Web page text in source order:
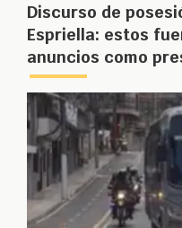
Discurso de
Espriella: estos
anuncios como